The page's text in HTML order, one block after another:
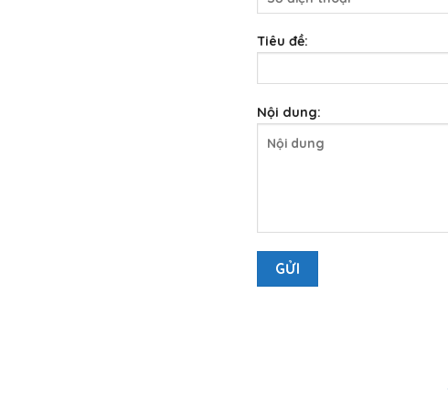
Tiêu đề:
Nội dung: